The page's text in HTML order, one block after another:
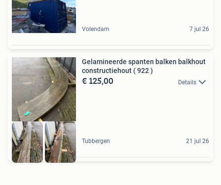
Volendam 7 jul 26
Gelamineerde spanten balken balkhout
constructiehout ( 922 )
€ 125,00 Details
Tubbergen 21 jul 26